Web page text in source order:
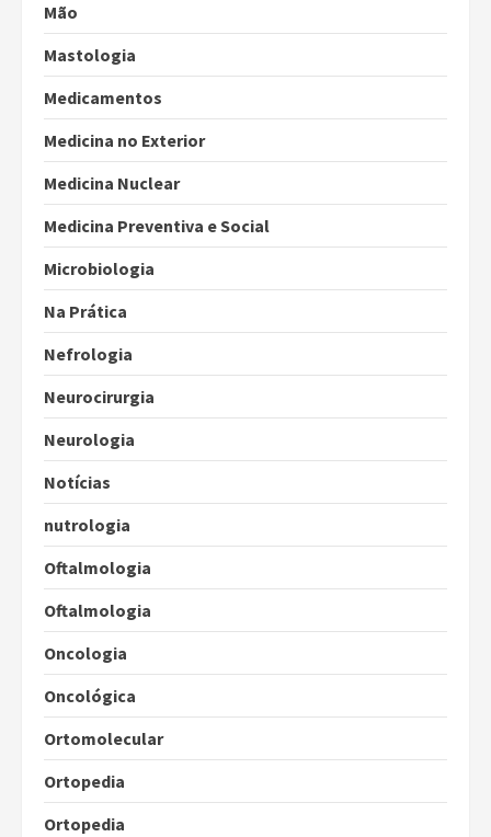
Mão
Mastologia
Medicamentos
Medicina no Exterior
Medicina Nuclear
Medicina Preventiva e Social
Microbiologia
Na Prática
Nefrologia
Neurocirurgia
Neurologia
Notícias
nutrologia
Oftalmologia
Oftalmologia
Oncologia
Oncológica
Ortomolecular
Ortopedia
Ortopedia